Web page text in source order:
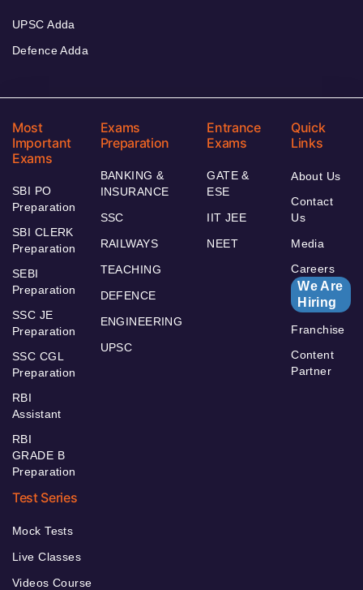
UPSC Adda
Defence Adda
Most
Important
Exams
SBI PO
Preparation
SBI CLERK
Preparation
SEBI
Preparation
SSC JE
Preparation
SSC CGL
Preparation
RBI
Assistant
RBI
GRADE B
Preparation
Exams
Preparation
BANKING &
INSURANCE
SSC
RAILWAYS
TEACHING
DEFENCE
ENGINEERING
UPSC
Entrance
Exams
GATE &
ESE
IIT JEE
NEET
Quick
Links
About Us
Contact
Us
Media
Careers
We Are
Hiring
Franchise
Content
Partner
Test Series
Mock Tests
Live Classes
Videos Course